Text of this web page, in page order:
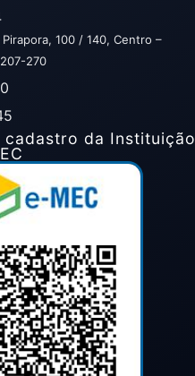
100 / 140, Centro –
270
cadastro da Instituição